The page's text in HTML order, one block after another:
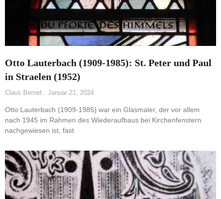
Otto Lauterbach (1909-1985): St. Peter und Paul
in Straelen (1952)
Claus Bernet Januar 21, 2024
Otto Lauterbach (1909-1985) war ein Glasmaler, der vor allem
nach 1945 im Rahmen des Wiederaufbaus bei Kirchenfenstern
nachgewiesen ist, fast